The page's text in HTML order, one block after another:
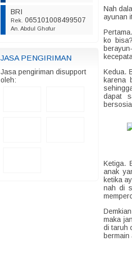
BRI
Rek. 065101008499507
An. Abdul Ghofur
JASA PENGIRIMAN
Jasa pengiriman disupport
oleh:
Nah
ayunan
ko
Kedua.
karena
dapat
Ketiga.
anak
ketika
nah di
maka
di taruh
bermain